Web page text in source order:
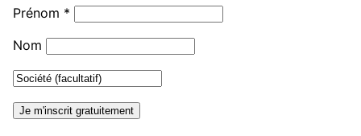
Prénom *
Nom